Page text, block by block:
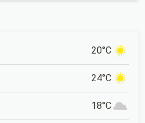
20°C
24°C
18°C